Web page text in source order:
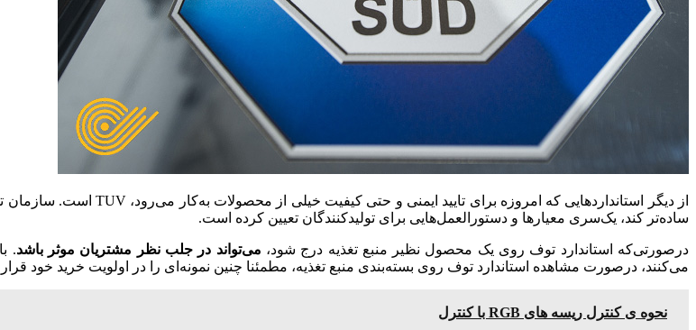
از دیگر استانداردهایی که امروزه برای تایید ایمنی و حتی کیفیت خیلی از محصولات به‌کار می‌رود، TUV است. سازمان توف برای آنکه بتواند کار مشتری را در
ساده‌تر کند، یک‌سری معیارها و دستور‌العمل‌هایی برای تولیدکنندگان تعیین کرده‌ است.
درصورتی‌که استاندارد توف روی یک محصول نظیر منبع تغذیه درج شود، می‌تواند در جلب نظر مشتریان موثر باشد.
می‌کنند، درصورت مشاهده استاندارد توف روی بسته‌بندی منبع تغذیه، مطمئنا چنین نمونه‌ای را در اولویت خرید خود قرار
نحوه ی کنترل ریسه های RGB با کنترل